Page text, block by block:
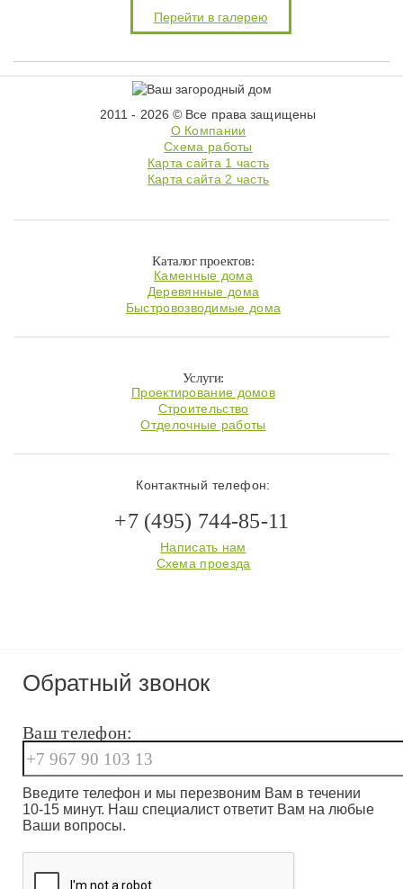
Перейти в галерею
2011 - 2026 © Все права защищены
О Компании
Схема работы
Карта сайта 1 часть
Карта сайта 2 часть
Каталог проектов:
Каменные дома
Деревянные дома
Быстровозводимые дома
Услуги:
Проектирование домов
Строительство
Отделочные работы
Контактный телефон:
+7 (495) 744-85-11
Написать нам
Схема проезда
Обратный звонок
Ваш телефон:
Введите телефон и мы перезвоним Вам в течении
10-15 минут. Наш специалист ответит Вам на любые
Ваши вопросы.